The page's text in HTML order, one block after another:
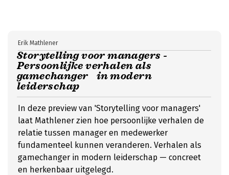
Storytelling voor managers -
Persoonlijke verhalen als
gamechanger in modern
leiderschap
Erik Mathlener
In deze preview van 'Storytelling voor managers'
laat Mathlener zien hoe persoonlijke verhalen de
relatie tussen manager en medewerker
fundamenteel kunnen veranderen. Verhalen als
gamechanger in modern leiderschap — concreet
en herkenbaar uitgelegd.